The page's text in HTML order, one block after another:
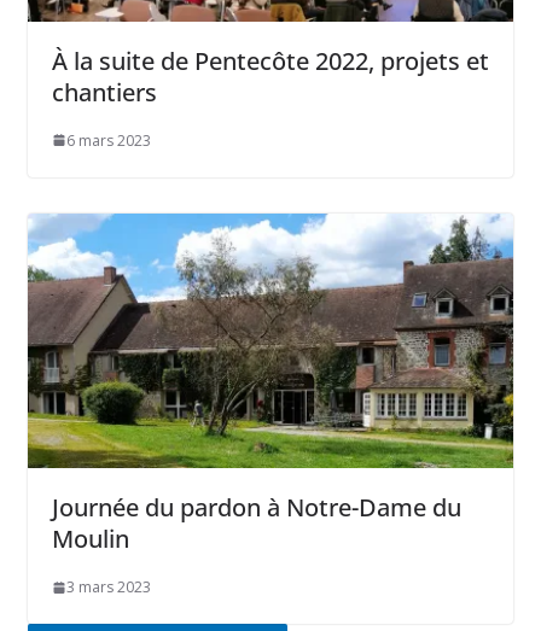
À la suite de Pentecôte 2022, projets et
chantiers
6 mars 2023
Journée du pardon à Notre-Dame du
Moulin
3 mars 2023